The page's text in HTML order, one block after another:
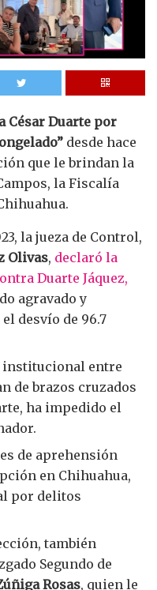
Duarte por
desde hace
que le brindan la
la Fiscalía
la jueza de Control,
Olivas, declaró la
Duarte Jáquez,
agravado y
desvío de 96.7
institucional entre
de brazos cruzados
ha impedido el
de aprehensión
en Chihuahua,
por delitos
también
Segundo de
Rosas, quien le